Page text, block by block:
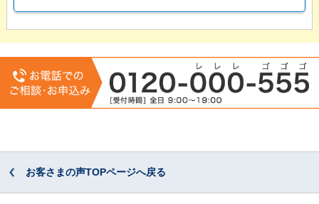
お客さまの声TOPページへ戻る